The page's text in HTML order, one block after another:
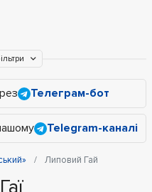
Телеграм-бот
Telegram-каналі
Липовий Гай